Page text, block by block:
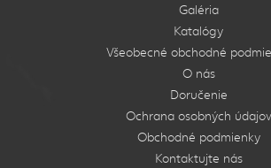
Galéria
Katalógy
Všeobecné obchodné
O nás
Doručenie
Ochrana osobných údajov
Obchodné podmienky
Kontaktujte nás